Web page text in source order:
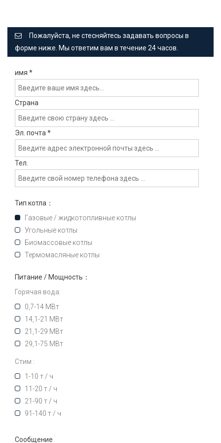
Пожалуйста, не стесняйтесь задавать вопросы в
форме ниже. Мы ответим вам в течение 24 часов.
имя *
Страна
Эл. почта *
Тел.
Тип котла：
Газовые / жидкотопливные котлы
Угольные котлы
Биомассовые котлы
Термомасляные котлы
Питание / Мощность：
Горячая вода:
0,7-14 МВт
14,1-21 МВт
21,1-29 МВт
29,1-75 МВт
Стим :
1-10 т / ч
11-20 т / ч
21-90 т / ч
91-140 т / ч
Сообщение